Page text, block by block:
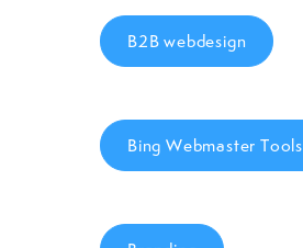
B2B webdesign
Bing Webmaster Tools